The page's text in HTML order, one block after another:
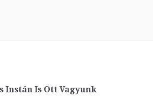
Instán Is Ott Vagyunk